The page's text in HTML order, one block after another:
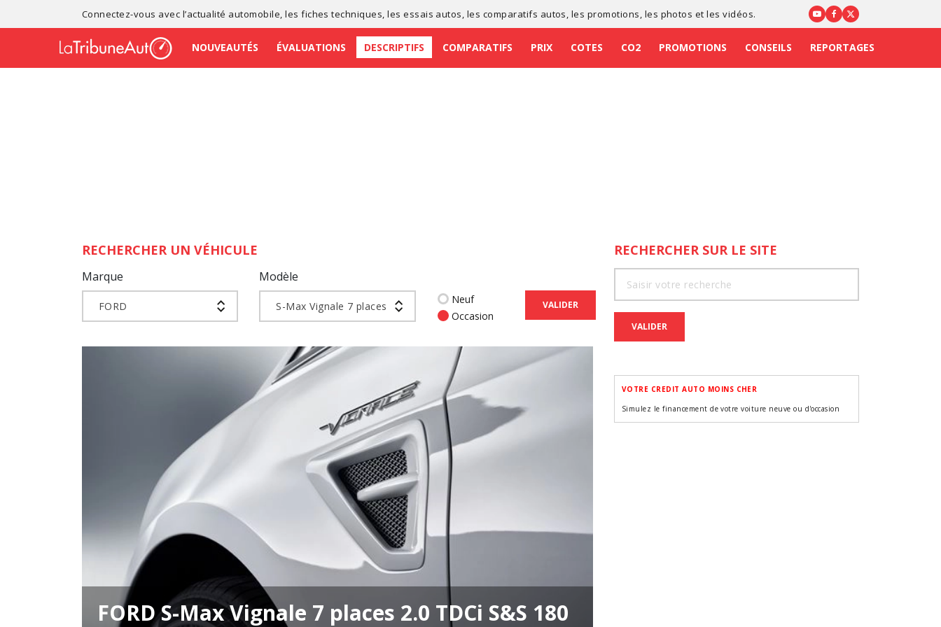
Connectez-vous avec l’actualité automobile , lesfiches techniques , lesessais autos , les comparatifs autos , les promotions , les photos et les vidéos.
NOUVEAUTÉS ÉVALUATIONS DESCRIPTIFS COMPARATIFS PRIX COTES CO2 PROMOTIONS CONSEILS REPORTAGES
RECHERCHER UN VÉHICULE
Marque
FORD
Modèle
S-Max Vignale 7 places
Neuf
Occasion
VALIDER
FORD S-Max Vignale 7 places 2.0 TDCi S&S 180
RECHERCHER SUR LE SITE
VALIDER
VOTRE CREDIT AUTO MOINS CHER
Simulez le financement de votre voiture neuve ou d'occasion